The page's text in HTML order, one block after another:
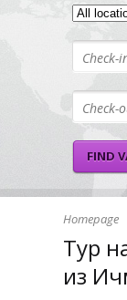
Homepage
Тур
из